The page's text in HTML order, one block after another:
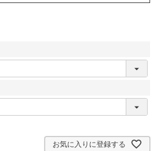
お気に入りに登録する